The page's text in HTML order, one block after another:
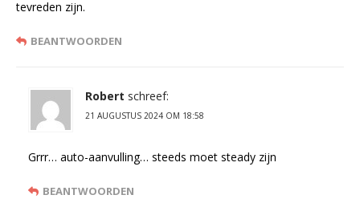
tevreden zijn.
BEANTWOORDEN
Robert schreef:
21 AUGUSTUS 2024 OM 18:58
Grrr… auto-aanvulling… steeds moet steady zijn
BEANTWOORDEN